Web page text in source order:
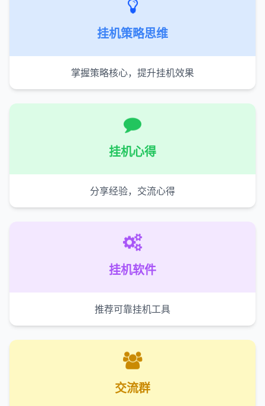
挂机策略思维
掌握策略核心，提升挂机效果
挂机心得
分享经验，交流心得
挂机软件
推荐可靠挂机工具
交流群